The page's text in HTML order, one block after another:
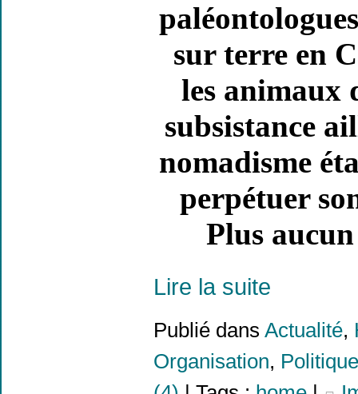
sur terre en
les animaux
subsistance
nomadisme
perpétuer
Plus
Lire la suite
Publié dans Actualité,
Organisation, Politique